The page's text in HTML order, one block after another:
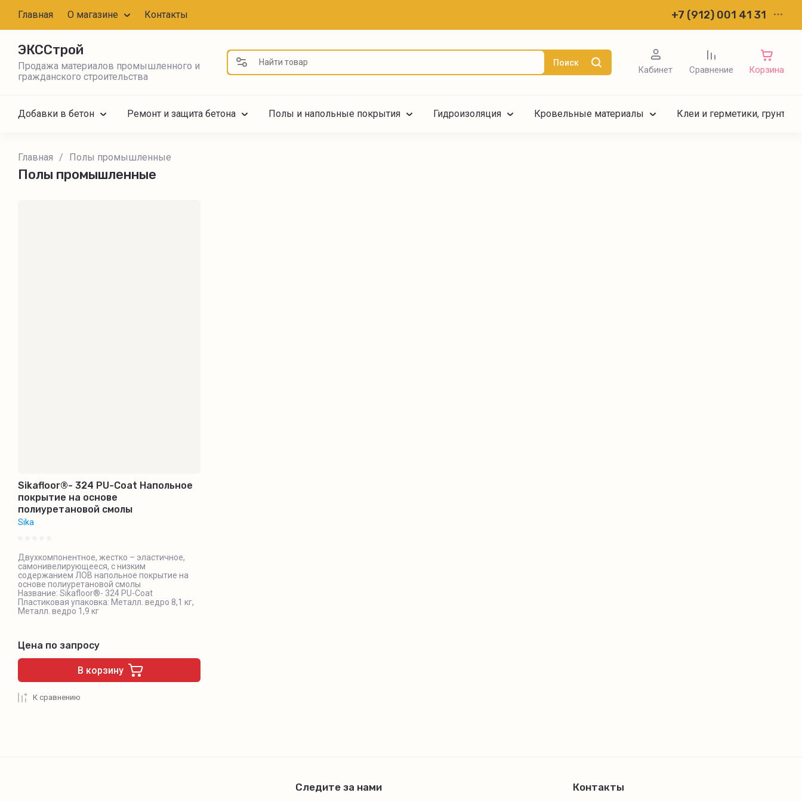
Главная О магазине Контакты +7 (912) 001 41 31
ЭКССтрой
Продажа материалов промышленного и
гражданского строительства
Поиск
Кабинет Сравнение Корзина
Добавки в бетон Ремонт и защита бетона Полы и напольные покрытия Гидроизоляция Кровельные материалы Клеи и герметики,
Главная / Полы промышленные
Полы промышленные
Sikafloor®- 324 PU-Coat Напольное
покрытие на основе
полиуретановой смолы
Sika
Двухкомпонентное, жестко – эластичное,
самонивелирующееся, с низким
содержанием ЛОВ напольное покрытие на
основе полиуретановой смолы
Название: Sikafloor®- 324 PU-Coat
Пластиковая упаковка: Металл. ведро 8,1 кг,
Металл. ведро 1,9 кг
Цена по запросу
В корзину
К сравнению
Следите за нами Контакты